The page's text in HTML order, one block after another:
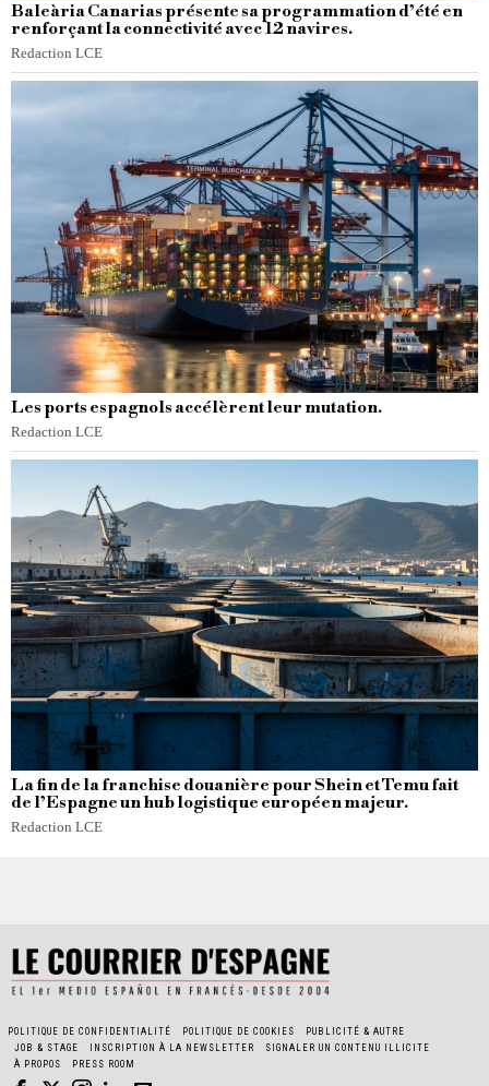
Baleària Canarias présente sa programmation d’été en
renforçant la connectivité avec 12 navires.
Redaction LCE
Les ports espagnols accélèrent leur mutation.
Redaction LCE
La fin de la franchise douanière pour Shein et Temu fait
de l’Espagne un hub logistique européen majeur.
Redaction LCE
POLITIQUE DE CONFIDENTIALITÉ POLITIQUE DE COOKIES
PUBLICITÉ & AUTRE
JOB & STAGE
INSCRIPTION À LA NEWSLETTER
SIGNALER UN CONTENU ILLICITE
À PROPOS
PRESS ROOM